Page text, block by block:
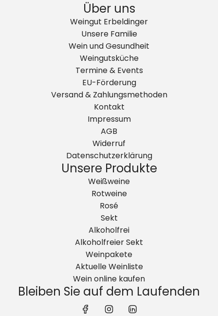
Über uns
Weingut Erbeldinger
Unsere Familie
Wein und Gesundheit
Weingutsküche
Termine & Events
EU-Förderung
Versand & Zahlungsmethoden
Kontakt
Impressum
AGB
Widerruf
Datenschutzerklärung
Unsere Produkte
Weißweine
Rotweine
Rosé
Sekt
Alkoholfrei
Alkoholfreier Sekt
Weinpakete
Aktuelle Weinliste
Wein online kaufen
Bleiben Sie auf dem Laufenden